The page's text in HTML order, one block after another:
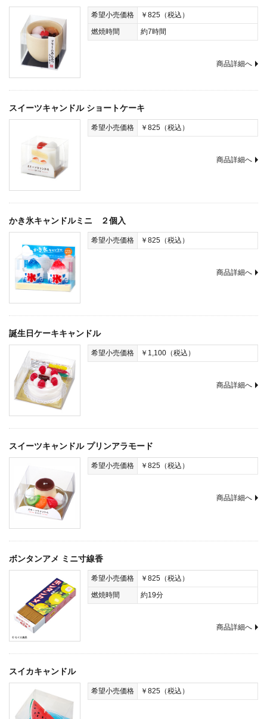
希望小売価格
￥825（税込）
燃焼時間
約7時間
商品詳細へ
スイーツキャンドル ショートケーキ
希望小売価格 ￥825（税込）
商品詳細へ
かき氷キャンドルミニ ２個入
希望小売価格 ￥825（税込）
商品詳細へ
誕生日ケーキキャンドル
希望小売価格 ￥1,100（税込）
商品詳細へ
スイーツキャンドル プリンアラモード
希望小売価格 ￥825（税込）
商品詳細へ
ボンタンアメ ミニ寸線香
希望小売価格
￥825（税込）
燃焼時間
約19分
商品詳細へ
スイカキャンドル
希望小売価格 ￥825（税込）